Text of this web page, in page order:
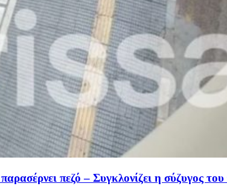
πεζό – Συγκλονίζει η σύζυγος